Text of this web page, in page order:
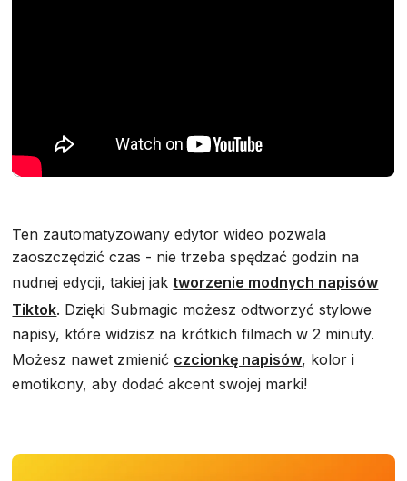
Ten zautomatyzowany edytor wideo pozwala
zaoszczędzić czas - nie trzeba spędzać godzin na
nudnej edycji, takiej jak tworzenie modnych napisów
Tiktok. Dzięki Submagic możesz odtworzyć stylowe
napisy, które widzisz na krótkich filmach w 2 minuty.
Możesz nawet zmienić czcionkę napisów, kolor i
emotikony, aby dodać akcent swojej marki!